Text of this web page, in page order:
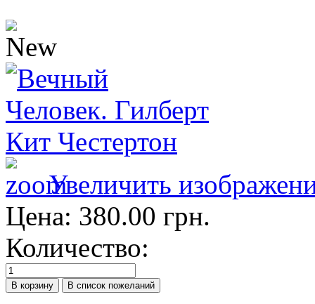
Увеличить
Цена: 380.00 грн.
Количество: